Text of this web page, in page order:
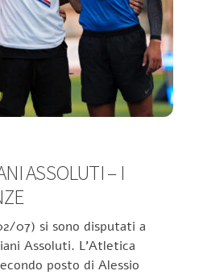
ASSOLUTI – I
07) si sono disputati a
Assoluti. L’Atletica
posto di Alessio